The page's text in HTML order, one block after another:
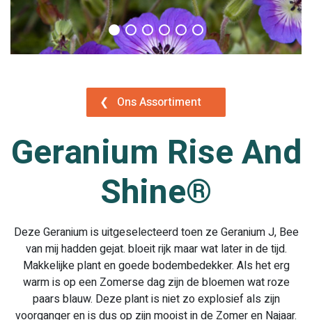
❮ Ons Assortiment
Geranium Rise And
Shine®
Deze Geranium is uitgeselecteerd toen ze Geranium J, Bee
van mij hadden gejat. bloeit rijk maar wat later in de tijd.
Makkelijke plant en goede bodembedekker. Als het erg
warm is op een Zomerse dag zijn de bloemen wat roze
paars blauw. Deze plant is niet zo explosief als zijn
voorganger en is dus op zijn mooist in de Zomer en Najaar.